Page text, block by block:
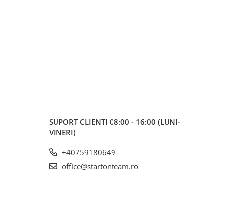
SUPORT CLIENTI 08:00 - 16:00 (LUNI-
VINERI)
+40759180649
office@startonteam.ro